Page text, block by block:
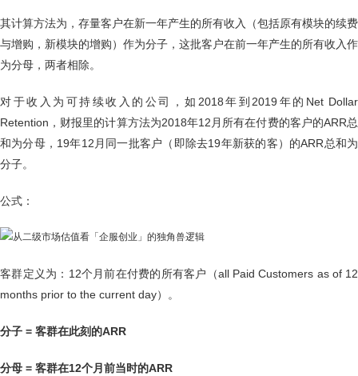
其计算方法为，存量客户在新一年产生的所有收入（包括原有模块的续费
与增购，新模块的增购）作为分子，这批客户在前一年产生的所有收入作
为分母，两者相除。
对于收入为可持续收入的公司，如2018年到2019年的Net Dollar
Retention，财报里的计算方法为2018年12月所有在付费的客户的ARR总
和为分母，19年12月同一批客户（即除去19年新获的客）的ARR总和为
分子。
公式：
客群定义为：12个月前在付费的所有客户（all Paid Customers as of 12
months prior to the current day）。
分子 = 客群在此刻的ARR
分母 = 客群在12个月前当时的ARR